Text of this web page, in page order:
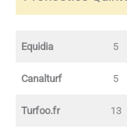
Equidia 5
Canalturf 5
Turfoo.fr 13